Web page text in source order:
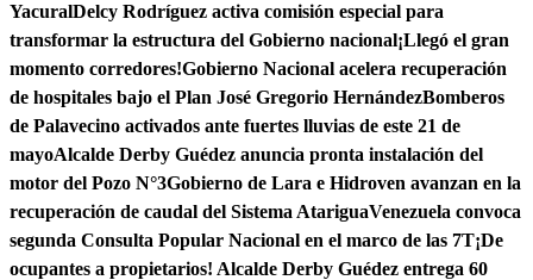
YacuralDelcy Rodríguez activa comisión especial para
transformar la estructura del Gobierno nacional¡Llegó el gran
momento corredores!Gobierno Nacional acelera recuperación
de hospitales bajo el Plan José Gregorio HernándezBomberos
de Palavecino activados ante fuertes lluvias de este 21 de
mayoAlcalde Derby Guédez anuncia pronta instalación del
motor del Pozo N°3Gobierno de Lara e Hidroven avanzan en la
recuperación de caudal del Sistema AtariguaVenezuela convoca
segunda Consulta Popular Nacional en el marco de las 7T¡De
ocupantes a propietarios! Alcalde Derby Guédez entrega 60